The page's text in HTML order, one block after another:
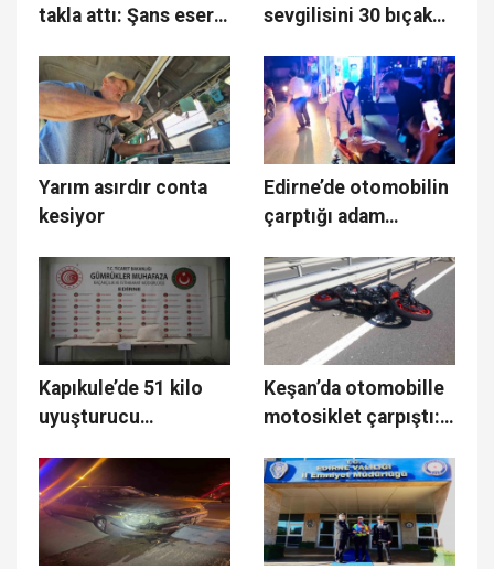
takla attı: Şans eseri
sevgilisini 30 bıçak
öldürmüştü, 20 yıl
hapis cezasına
çarptırıldı
Yarım asırdır conta
kesiyor
Edirne’de otomobilin
çarptığı adam
Kapıkule’de 51 kilo
uyuşturucu
tutuklama
Keşan’da otomobille
motosiklet çarpıştı: 1